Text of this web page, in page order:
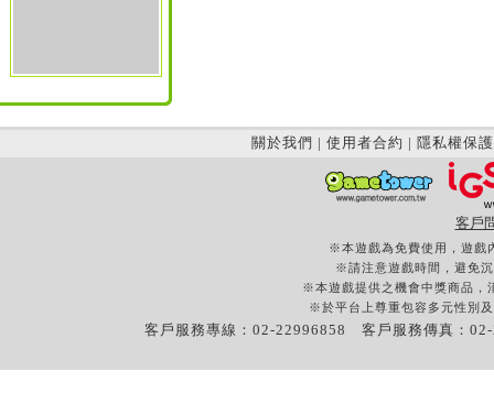
關於我們 | 使用者合約 | 隱私權保護
客戶
※本遊戲為免費使用，遊戲
※請注意遊戲時間，避免
※本遊戲提供之機會中獎商品，
※於平台上尊重包容多元性別
客戶服務專線：02-22996858 客戶服務傳真：